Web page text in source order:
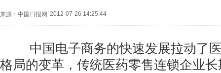
来源：中国日报网 2012-07-26 14:25:44
中国电子商务的快速发展拉动了
格局的变革，传统医药零售连锁企业